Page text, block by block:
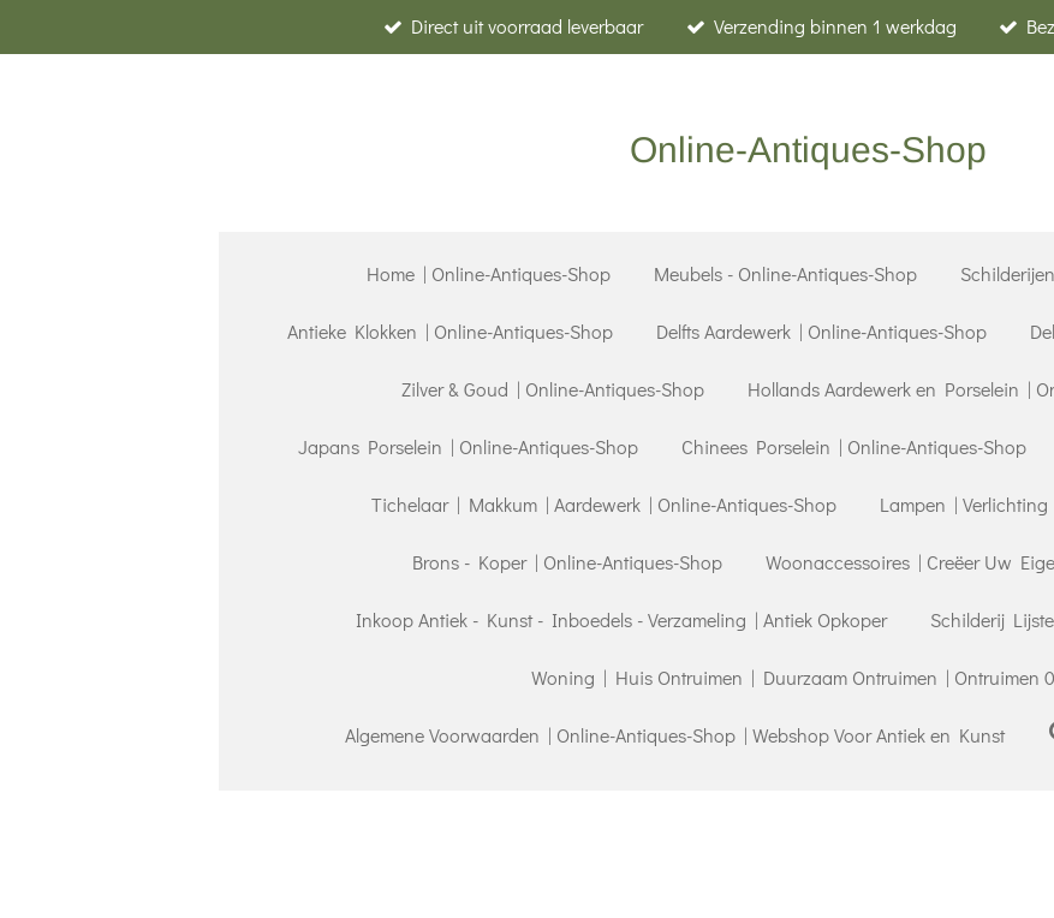
direct
Direct uit voorraad leverbaar Verzending binnen 1 werkdag
Online-Antiques-Shop
Home | Online-Antiques-Shop Meubels - Online-Antiques-Shop
Antieke Klokken | Online-Antiques-Shop Delfts Aardewerk | Online-Antiques-Shop
Zilver & Goud | Online-Antiques-Shop Hollands Aardewerk en Porselein |
Japans Porselein | Online-Antiques-Shop Chinees Porselein | Online-Antiques-Shop
Tichelaar | Makkum | Aardewerk | Online-Antiques-Shop Lampen |
Brons - Koper | Online-Antiques-Shop Woonaccessoires | Creëer Uw
Inkoop Antiek - Kunst - Inboedels - Verzameling | Antiek Opkoper Schilderij
Woning | Huis Ontruimen | Duurzaam Ontruimen | Ontruimen
Algemene Voorwaarden | Online-Antiques-Shop | Webshop Voor Antiek en Kunst